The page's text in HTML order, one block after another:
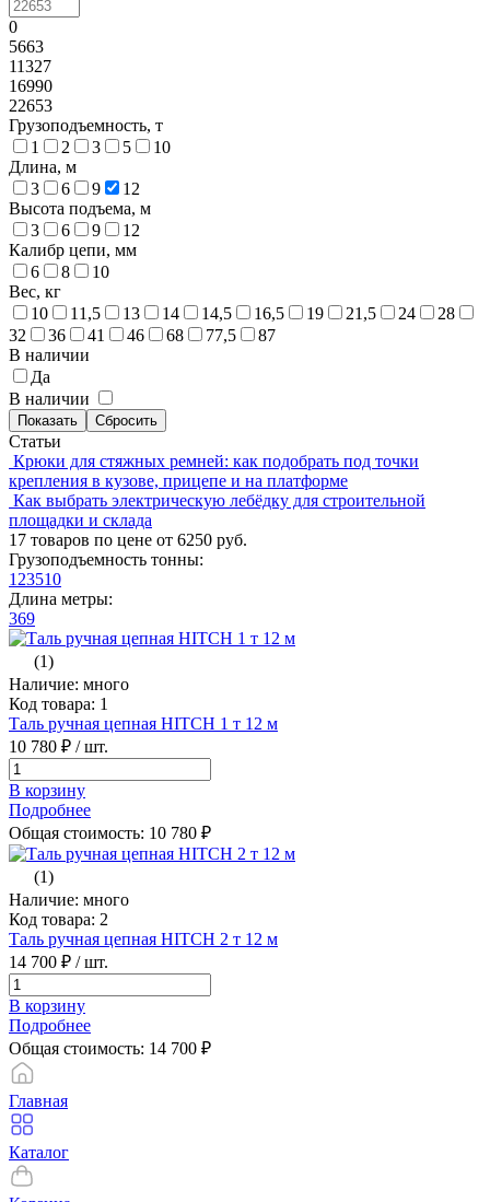
0
5663
11327
16990
22653
Грузоподъемность, т
1
2 3 5
10
Длина, м
3
6 9
12
Высота подъема, м
3
6 9
12
Калибр цепи, мм
6
8
10
Вес, кг
10
11,5 13 14 14,5 16,5 19 21,5 24
28
32
36 41 46 68 77,5
87
В наличии
Да
В наличии
Статьи
Крюки для стяжных ремней: как подобрать под точки
крепления в кузове, прицепе и на платформе
Как выбрать электрическую лебёдку для строительной
площадки и склада
17 товаров по цене от 6250 руб.
Грузоподъемность тонны:
1 23510
Длина метры:
369
(1)
Наличие: много
Код товара: 1
Таль ручная цепная HITCH 1 т 12 м
10 780 ₽ / шт.
В корзину
Подробнее
Общая стоимость: 10 780 ₽
(1)
Наличие: много
Код товара: 2
Таль ручная цепная HITCH 2 т 12 м
14 700 ₽ / шт.
В корзину
Подробнее
Общая стоимость: 14 700 ₽
Главная
Каталог